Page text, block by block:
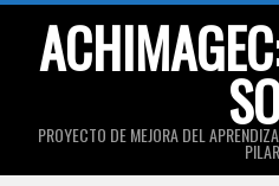
PROYECTO DE MEJORA DEL